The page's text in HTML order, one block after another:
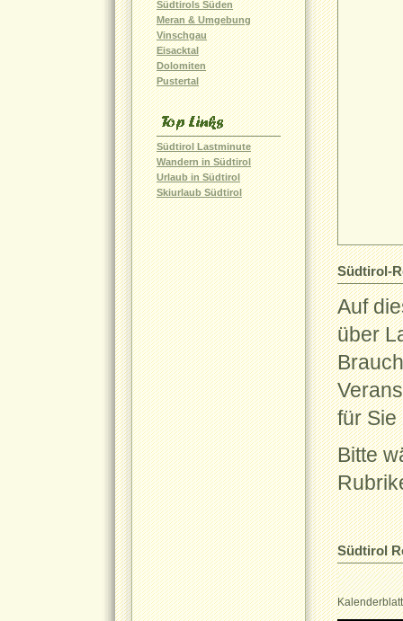
Südtirol-
Auf
über
für Sie
Bitte
Südtirol
Südtirols Süden
Meran & Umgebung
Vinschgau
Eisacktal
Dolomiten
Pustertal
Südtirol Lastminute
Wandern in Südtirol
Urlaub in Südtirol
Skiurlaub Südtirol